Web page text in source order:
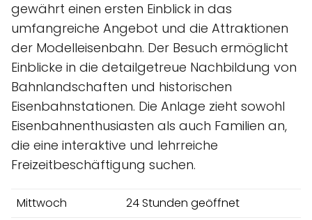
gewährt einen ersten Einblick in das
umfangreiche Angebot und die Attraktionen
der Modelleisenbahn. Der Besuch ermöglicht
Einblicke in die detailgetreue Nachbildung von
Bahnlandschaften und historischen
Eisenbahnstationen. Die Anlage zieht sowohl
Eisenbahnenthusiasten als auch Familien an,
die eine interaktive und lehrreiche
Freizeitbeschäftigung suchen.
Mittwoch 24 Stunden geöffnet